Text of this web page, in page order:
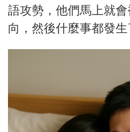
語攻勢，他們馬上就
向，然後什麼事都發生